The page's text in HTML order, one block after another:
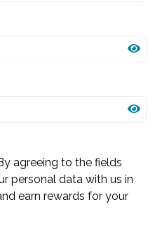
agreeing to the fields
personal data with us in
earn rewards for your